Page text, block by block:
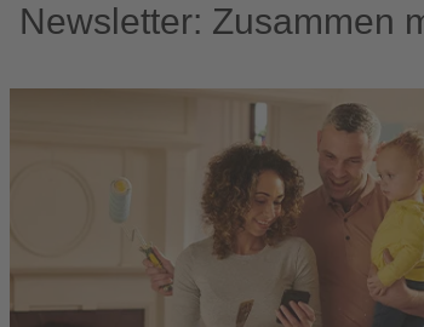
Newsletter: Zusammen